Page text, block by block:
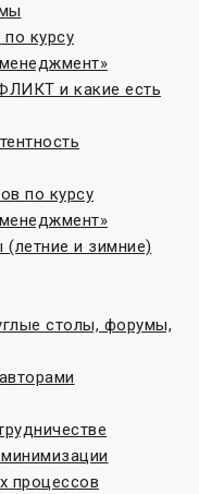
курсу
и какие есть
по курсу
и зимние)
столы, форумы,
процессов